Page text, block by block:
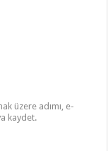
üzere adımı, e-
kaydet.